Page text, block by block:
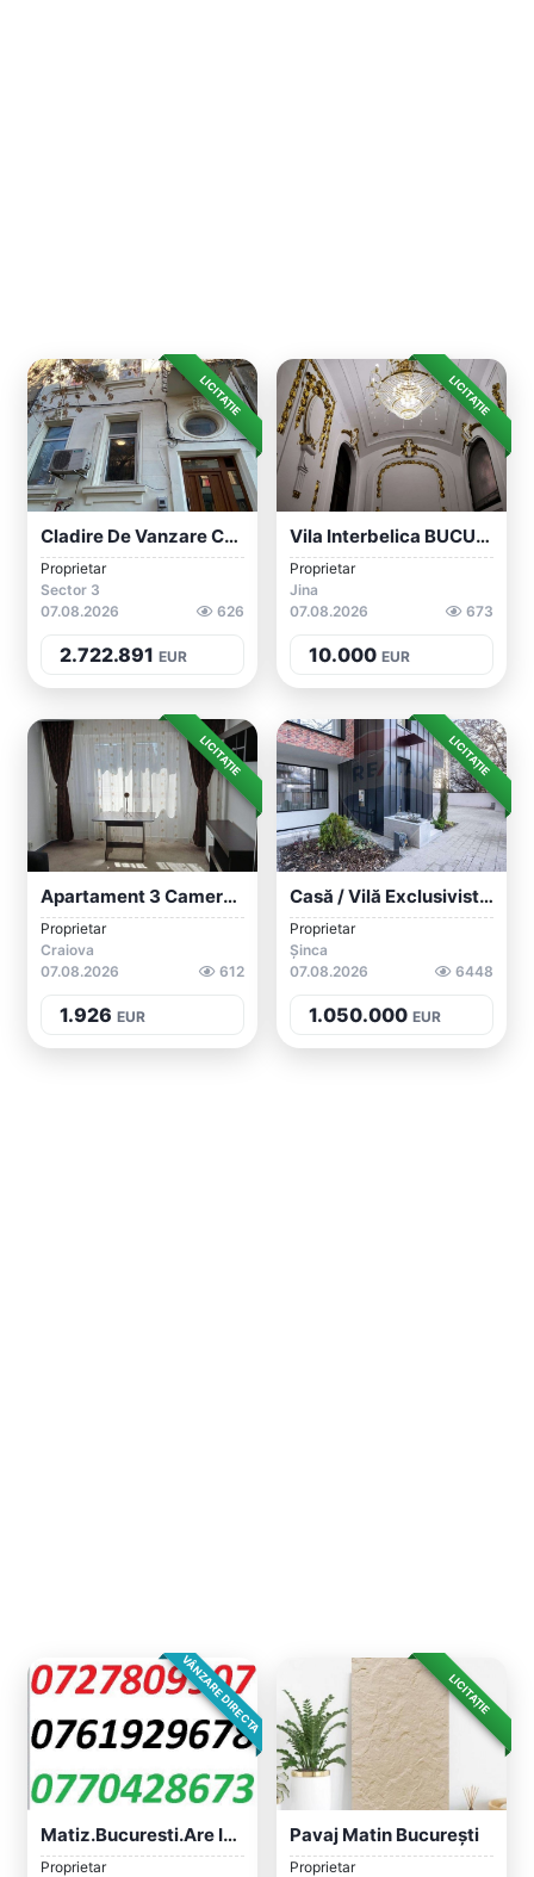
LICITAȚIE
Cladire De Vanzare Centru Bucuresti
Proprietar
Sector 3
07.08.2026
626
2.722.891 EUR
LICITAȚIE
Vila Interbelica BUCURESTI
Proprietar
Jina
07.08.2026
673
10.000 EUR
LICITAȚIE
Apartament 3 Camere-De Închiriat Craiova...
Proprietar
Craiova
07.08.2026
612
1.926 EUR
LICITAȚIE
Casă / Vilă Exclusivista Pozitionata In...
Proprietar
Șinca
07.08.2026
6448
1.050.000 EUR
VÂNZARE DIRECTA
Matiz.Bucuresti.Are ITP Pana In IULIE 20...
Proprietar
LICITAȚIE
Pavaj Matin București
Proprietar